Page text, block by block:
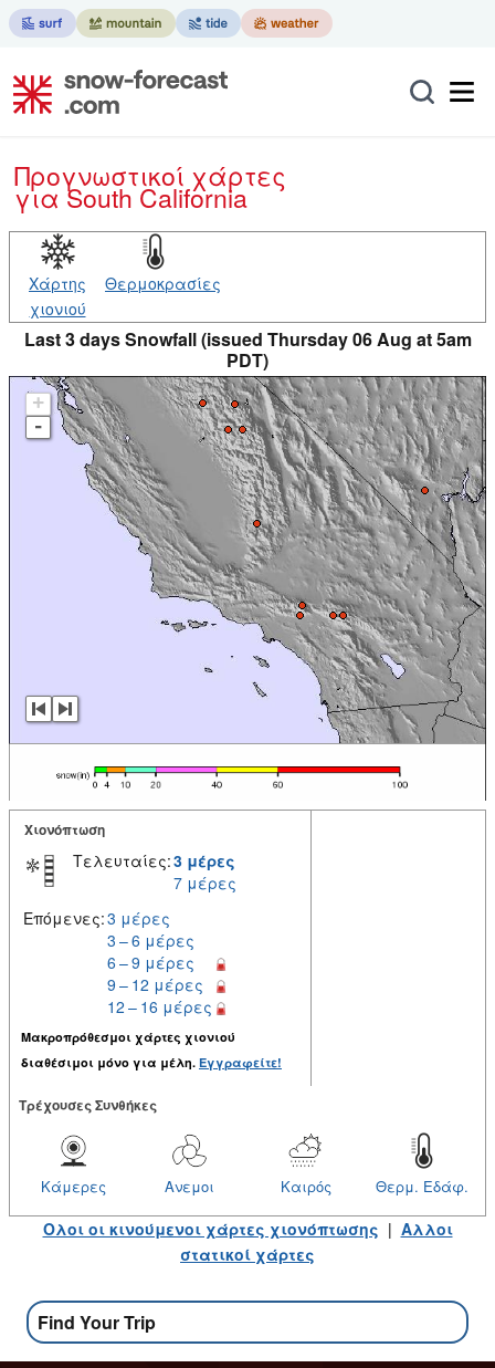
Προγνωστικοί χάρτες
για South California
Χάρτης
χιονιού
Θερμοκρασίες
Last 3 days Snowfall (issued Thursday 06 Aug at 5am
PDT)
+
-
Χιονόπτωση
Τελευταίες:3 μέρες
7 μέρες
Επόμενες:3 μέρες
3 – 6 μέρες
6 – 9 μέρες
9 – 12 μέρες
12 – 16 μέρες
Μακροπρόθεσμοι χάρτες χιονιού
διαθέσιμοι μόνο για μέλη. Εγγραφείτε!
Tρέχουσες Συνθήκες
Θερμ. Εδάφ.
Καιρός
Ανεμοι
Κάμερες
Ολοι οι κινούμενοι χάρτες χιονόπτωσης | Αλλοι
στατικοί χάρτες
Find Your Trip